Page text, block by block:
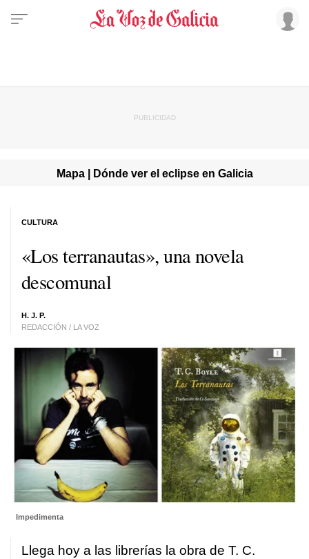
Mapa | Dónde ver el eclipse en Galicia
«Los terranautas», una novela
descomunal
H. J. P.
REDACCIÓN / LA VOZ
CULTURA
Impedimenta
Llega hoy a las librerías la obra de T. C.